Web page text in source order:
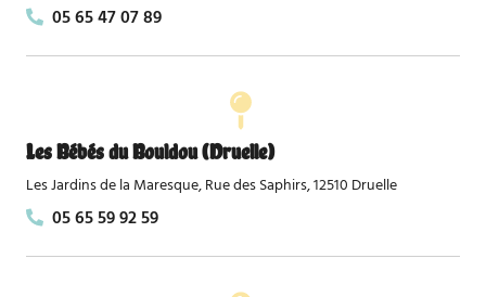
05 65 47 07 89
Les Bébés du Bouldou (Druelle)
Les Jardins de la Maresque, Rue des Saphirs, 12510 Druelle
05 65 59 92 59